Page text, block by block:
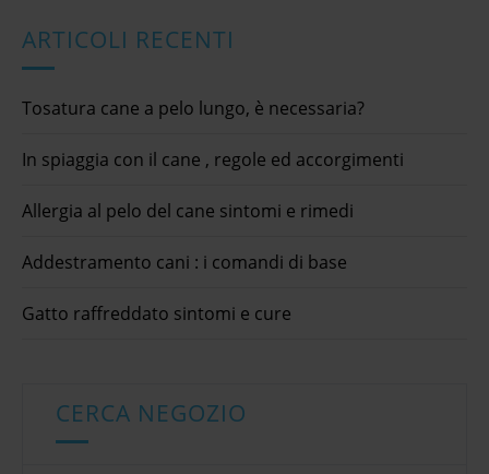
ARTICOLI RECENTI
Tosatura cane a pelo lungo, è necessaria?
In spiaggia con il cane , regole ed accorgimenti
Allergia al pelo del cane sintomi e rimedi
Addestramento cani : i comandi di base
Gatto raffreddato sintomi e cure
CERCA NEGOZIO